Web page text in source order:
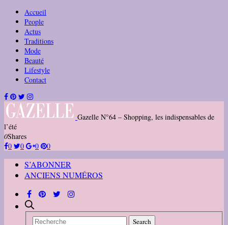
Accueil
People
Actus
Traditions
Mode
Beauté
Lifestyle
Contact
Gazelle N°64 – Shopping, les indispensables de
l’été
0Shares
0
0 0 0
S’ABONNER
ANCIENS NUMÉROS